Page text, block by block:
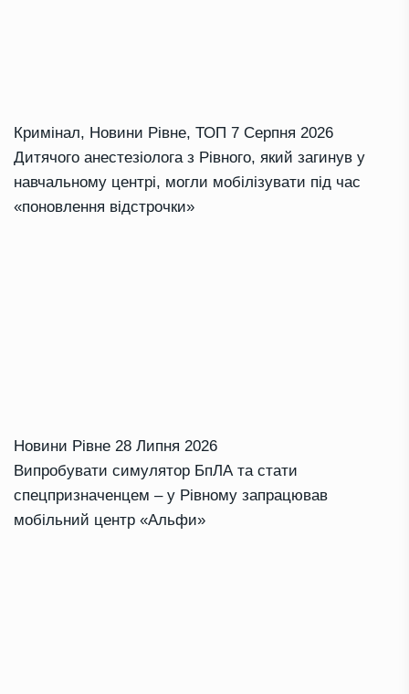
Кримінал, Новини Рівне, ТОП 7 Серпня 2026
Дитячого анестезіолога з Рівного, який загинув у
навчальному центрі, могли мобілізувати під час
«поновлення відстрочки»
Новини Рівне 28 Липня 2026
Випробувати симулятор БпЛА та стати
спецпризначенцем – у Рівному запрацював
мобільний центр «Альфи»